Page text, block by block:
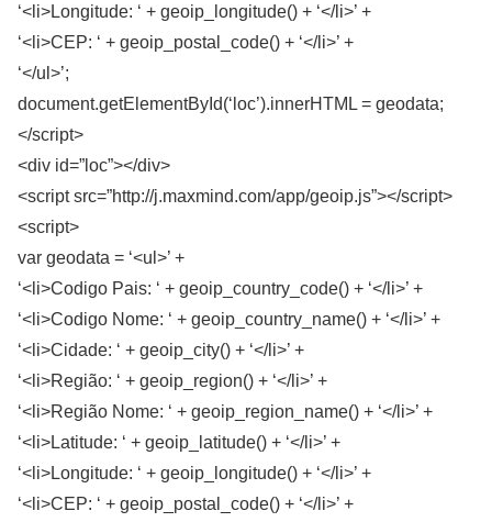
‘<li>Longitude: ‘ + geoip_longitude() + ‘</li>’ +
‘<li>CEP: ‘ + geoip_postal_code() + ‘</li>’ +
‘</ul>’;
document.getElementById(‘loc’).innerHTML = geodata;
</script>
<div id=”loc”></div>
<script src=”http://j.maxmind.com/app/geoip.js”></script>
<script>
var geodata = ‘<ul>’ +
‘<li>Codigo Pais: ‘ + geoip_country_code() + ‘</li>’ +
‘<li>Codigo Nome: ‘ + geoip_country_name() + ‘</li>’ +
‘<li>Cidade: ‘ + geoip_city() + ‘</li>’ +
‘<li>Região: ‘ + geoip_region() + ‘</li>’ +
‘<li>Região Nome: ‘ + geoip_region_name() + ‘</li>’ +
‘<li>Latitude: ‘ + geoip_latitude() + ‘</li>’ +
‘<li>Longitude: ‘ + geoip_longitude() + ‘</li>’ +
‘<li>CEP: ‘ + geoip_postal_code() + ‘</li>’ +